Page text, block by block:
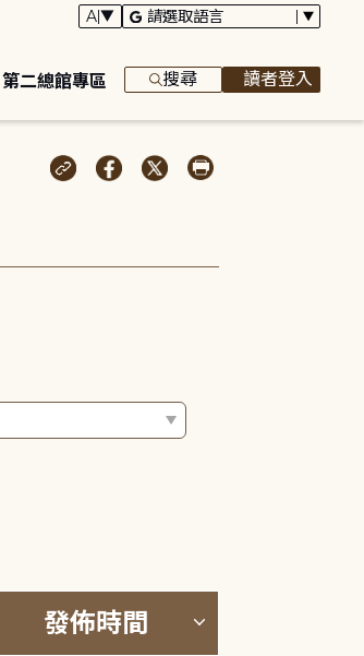
第二總館專區 搜尋 讀者登入
布單位排序 (升降冪)
發佈時間 按發佈時間